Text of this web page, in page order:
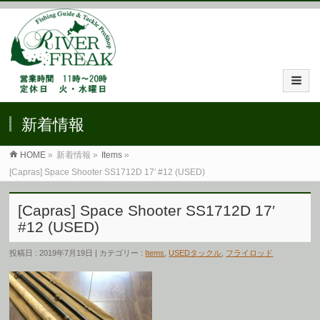
新着情報
HOME » 新着情報 » Items »
[Capras] Space Shooter SS1712D 17′ #12 (USED)
[Capras] Space Shooter SS1712D 17′
#12 (USED)
投稿日 : 2019年7月19日 | カテゴリー : Items ,USEDタックル フライロッド